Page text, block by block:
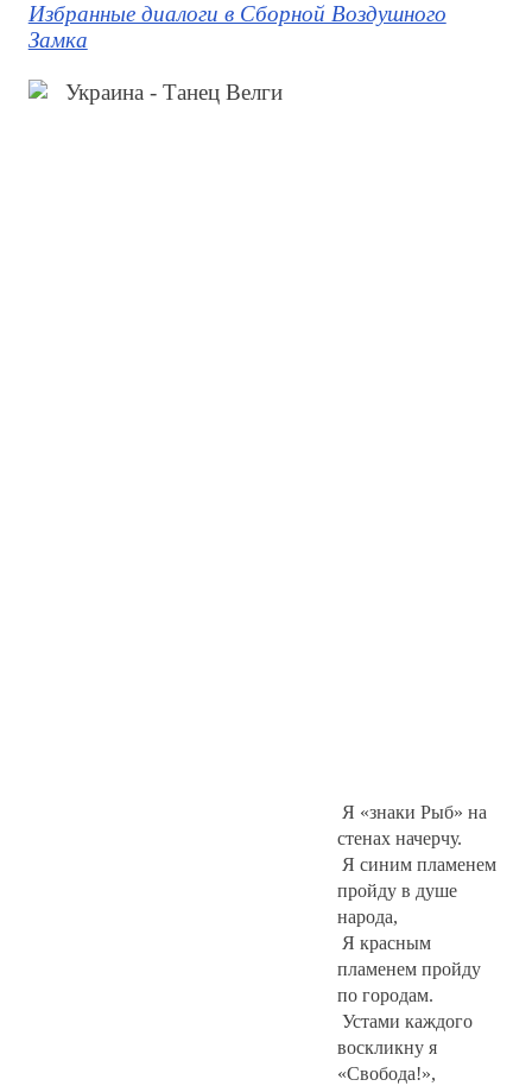
Избранные диалоги в Сборной Воздушного
Замка
Я «знаки Рыб» на
стенах начерчу.
Я синим пламенем
пройду в душе
народа,
Я красным
пламенем пройду
по городам.
Устами каждого
воскликну я
«Свобода!»,